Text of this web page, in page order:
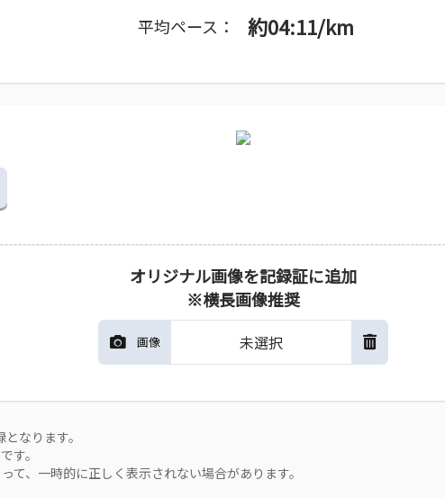
平均ペース： 約04:11/km
オリジナル画像を記録証に追加
※横長画像推奨
画像 未選択
なります。
す。
て、一時的に正しく表示されない場合があります。